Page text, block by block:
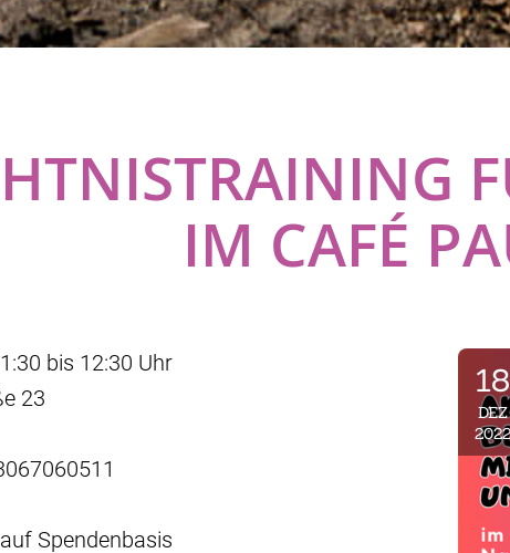
IM CAFÉ
18
DEZ
2022
bis 12:30 Uhr
23
Spendenbasis